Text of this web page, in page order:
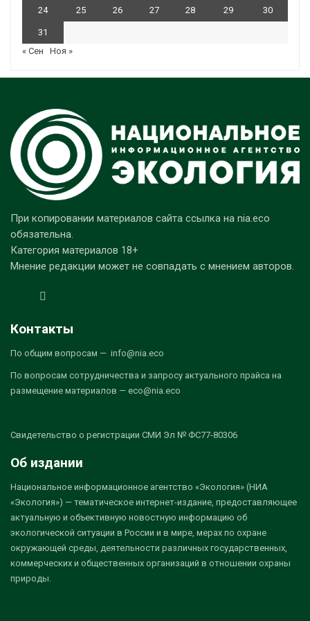
24 25 26 27 28 29 30
31
« Сен
Ноя »
При копировании материалов сайта ссылка на nia.eco
обязательна.
Категория материалов 18+
Мнение редакции может не совпадать с мнением авторов.
Контакты
По общим вопросам — info@nia.eco
По вопросам сотрудничества и запросу актуального прайса на
размещение материалов — eco@nia.eco
Свидетельство о регистрации СМИ Эл № ФС77-80306
Об издании
Национальное информационное агентство «Экология» (НИА
«Экология») — тематическое интернет-издание, предоставляющее
актуальную и объективную новостную информацию об
экологической ситуации в России и в мире, мерах по охране
окружающей среды, деятельности различных государственных,
коммерческих и общественных организаций в отношении охраны
природы.